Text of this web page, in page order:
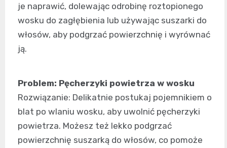
je naprawić, dolewając odrobinę roztopionego
wosku do zagłębienia lub używając suszarki do
włosów, aby podgrzać powierzchnię i wyrównać
ją.
Problem: Pęcherzyki powietrza w wosku
Rozwiązanie: Delikatnie postukaj pojemnikiem o
blat po wlaniu wosku, aby uwolnić pęcherzyki
powietrza. Możesz też lekko podgrzać
powierzchnię suszarką do włosów, co pomoże